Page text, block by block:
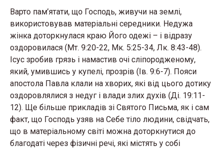
Варто пам’ятати, що Господь, живучи на землі,
використовував матеріальні середники. Недужа
жінка доторкнулася краю Його одежі – і відразу
оздоровилася (Мт. 9:20-22, Мк. 5:25-34, Лк. 8:43-48).
Ісус зробив грязь і намастив очі сліпородженому,
який, умившись у купелі, прозрів (Ів. 9:6-7). Пояси
апостола Павла клали на хворих, які від цього дотику
оздоровлялися з недуг і влади злих духів (Ді. 19:11-
12). Ще більше прикладів зі Святого Письма, як і сам
факт, що Господь узяв на Себе тіло людини, свідчать,
що в матеріальному світі можна доторкнутися до
благодаті через фізичні речі, які містять у собі